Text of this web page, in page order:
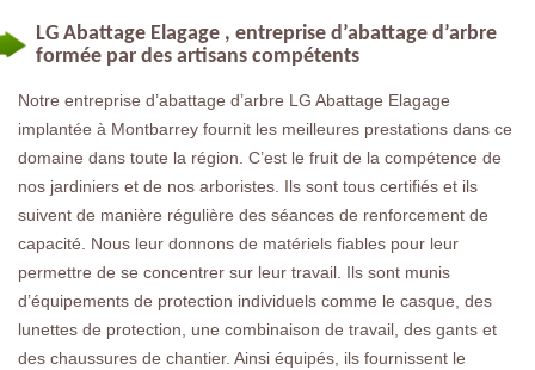
LG Abattage Elagage , entreprise d’abattage d’arbre
formée par des artisans compétents
Notre entreprise d’abattage d’arbre LG Abattage Elagage
implantée à Montbarrey fournit les meilleures prestations dans ce
domaine dans toute la région. C’est le fruit de la compétence de
nos jardiniers et de nos arboristes. Ils sont tous certifiés et ils
suivent de manière régulière des séances de renforcement de
capacité. Nous leur donnons de matériels fiables pour leur
permettre de se concentrer sur leur travail. Ils sont munis
d’équipements de protection individuels comme le casque, des
lunettes de protection, une combinaison de travail, des gants et
des chaussures de chantier. Ainsi équipés, ils fournissent le